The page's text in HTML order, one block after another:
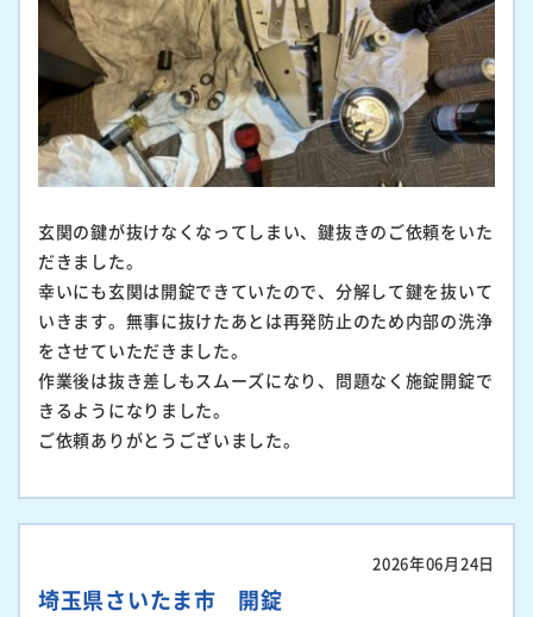
玄関の鍵が抜けなくなってしまい、鍵抜きのご依頼をいた
だきました。
幸いにも玄関は開錠できていたので、分解して鍵を抜いて
いきます。無事に抜けたあとは再発防止のため内部の洗浄
をさせていただきました。
作業後は抜き差しもスムーズになり、問題なく施錠開錠で
きるようになりました。
ご依頼ありがとうございました。
2026年06月24日
埼玉県さいたま市 開錠